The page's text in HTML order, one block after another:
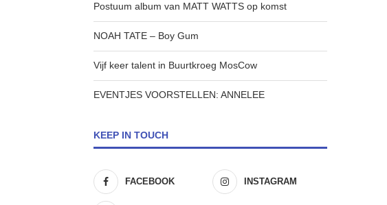
Postuum album van MATT WATTS op komst
NOAH TATE – Boy Gum
Vijf keer talent in Buurtkroeg MosCow
EVENTJES VOORSTELLEN: ANNELEE
KEEP IN TOUCH
FACEBOOK INSTAGRAM